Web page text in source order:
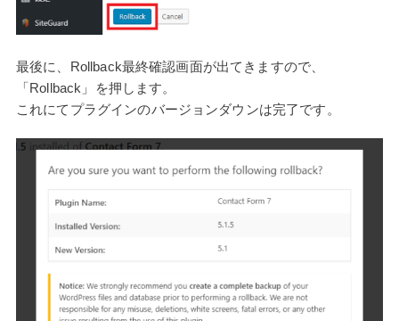
最後に、Rollback最終確認画面が出てきますので、
「Rollback」を押します。
これにてプラグインのバージョンダウンは完了です。